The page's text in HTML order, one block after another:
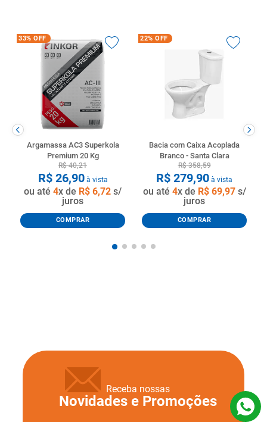
33% OFF
Argamassa AC3 Superkola
Premium 20 Kg
R$ 40,21
R$ 26,90à vista
ou até 4x de R$ 6,72 s/
juros
COMPRAR
22% OFF
Bacia com Caixa Acoplada
Branco - Santa Clara
R$ 358,59
R$ 279,90 à vista
ou até 4x de R$ 69,97s/
juros
COMPRAR
Receba nossas
Novidades e Promoções